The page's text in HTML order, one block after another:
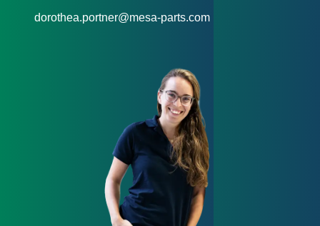
dorothea.portner@mesa-parts.com